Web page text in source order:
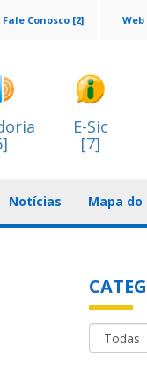
Fale Conosco [2]
E-Sic
[7]
Notícias Mapa